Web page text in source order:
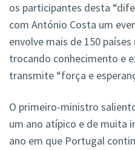
os participantes desta
com António Costa um
envolve mais de 150
trocando conhecimento e
transmite “força e
O primeiro-ministro
um ano atípico e de muita
ano em que Portugal